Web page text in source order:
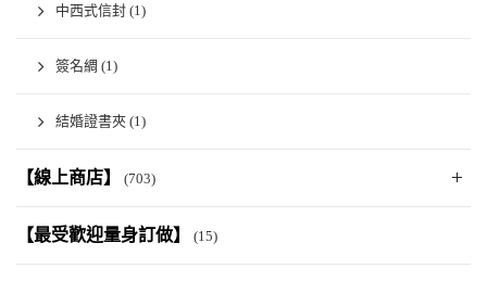
中西式信封 (1)
簽名綢 (1)
結婚證書夾 (1)
【線上商店】 (703)
【最受歡迎量身訂做】 (15)